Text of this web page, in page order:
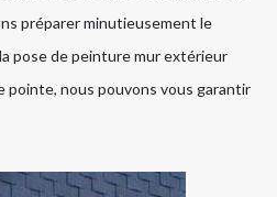
préparer minutieusement le
pose de peinture mur extérieur
pointe, nous pouvons vous garantir